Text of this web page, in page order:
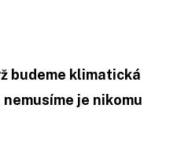
budeme klimatická
je nikomu